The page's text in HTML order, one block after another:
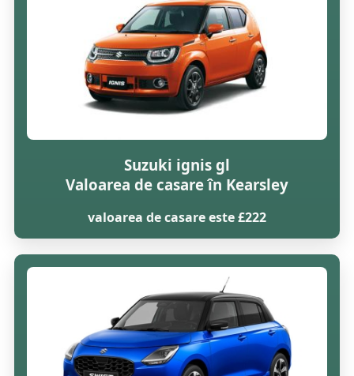
Suzuki ignis gl
Valoarea de casare în Kearsley
valoarea de casare este £222